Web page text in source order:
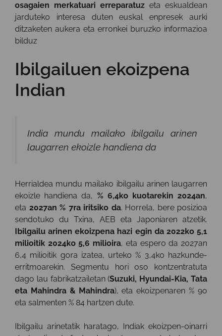
osagaien merkatuari erreparatuz eta eskualdean
jarduteko interesa duten euskal enpresek aurki
ditzaketen aukera eta erronkei buruzko informazioa
bilduz
Ibilgailuen ekoizpena
Indian
India mundu mailako ibilgailu arinen
laugarren ekoizle handiena da
Herrialdea mundu mailako ibilgailu arinen laugarren
ekoizle handiena da, % 6,4ko kuotarekin 2024an,
eta 2027an % 7ra iritsiko da. Horrela, bere posizioa
sendotuko du Txina, AEB eta Japoniaren atzetik.
Ibilgailu arinen ekoizpena hazi egin da 2022ko 5,1
milioitik 2024ko 5,6 milioira, eta espero da 2027an
6,4 milioitik gora izatea, urteko % 3,4ko hazkunde-
erritmoarekin. Segmentu hori oso kontzentratuta
dago lau fabrikatzailetan (Suzuki, Hyundai-Kia, Tata
eta Mahindra & Mahindra), eta ekoizpenaren % 90
eta salmenten % 84 hartzen dute.
Ibilgailu arinetatik haratago, Indiak ekoizpen-oinarri